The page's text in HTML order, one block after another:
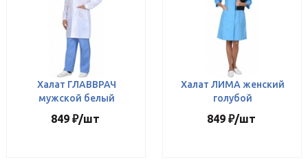
Халат ГЛАВВРАЧ
мужской белый
849₽/шт
Халат ЛИМА женский
голубой
849₽/шт